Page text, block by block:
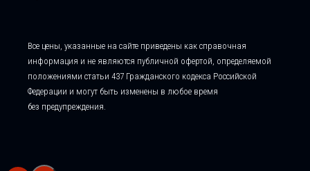
Все цены, указанные на сайте приведены как справочная
информация и не являются публичной офертой, определяемой
положениями статьи 437 Гражданского кодекса Российской
Федерации и могут быть изменены в любое время
без предупреждения.